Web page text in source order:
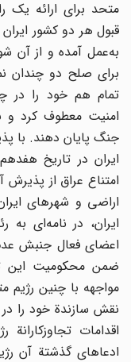
متحد برای ارائه یک
به‌عمل آمده و از آن
امنیت معطوف کرد و
امتناع عراق از
اراضی و شهرهای
ایران، در نامه‌ای به
اعضای فعال جنبش
ضمن محکومیت این
مواجهه با چنین رژیم
نقش سازندة خود را در
اقدامات تجاوزکارانة